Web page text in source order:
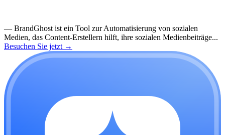
— BrandGhost ist ein Tool zur Automatisierung von sozialen
Medien, das Content-Erstellern hilft, ihre sozialen Medienbeiträge...
Besuchen Sie jetzt →